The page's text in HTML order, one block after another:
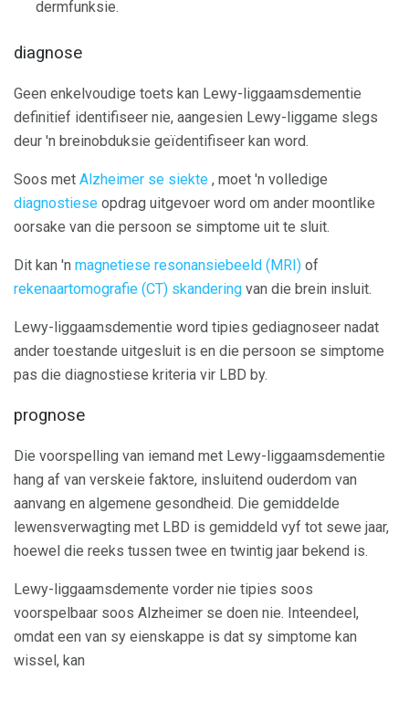
dermfunksie.
diagnose
Geen enkelvoudige toets kan Lewy-liggaamsdementie
definitief identifiseer nie, aangesien Lewy-liggame slegs
deur 'n breinobduksie geïdentifiseer kan word.
Soos met Alzheimer se siekte , moet 'n volledige
diagnostiese opdrag uitgevoer word om ander moontlike
oorsake van die persoon se simptome uit te sluit.
Dit kan 'n magnetiese resonansiebeeld (MRI) of
rekenaartomografie (CT) skandering van die brein insluit.
Lewy-liggaamsdementie word tipies gediagnoseer nadat
ander toestande uitgesluit is en die persoon se simptome
pas die diagnostiese kriteria vir LBD by.
prognose
Die voorspelling van iemand met Lewy-liggaamsdementie
hang af van verskeie faktore, insluitend ouderdom van
aanvang en algemene gesondheid. Die gemiddelde
lewensverwagting met LBD is gemiddeld vyf tot sewe jaar,
hoewel die reeks tussen twee en twintig jaar bekend is.
Lewy-liggaamsdemente vorder nie tipies soos
voorspelbaar soos Alzheimer se doen nie. Inteendeel,
omdat een van sy eienskappe is dat sy simptome kan
wissel, kan